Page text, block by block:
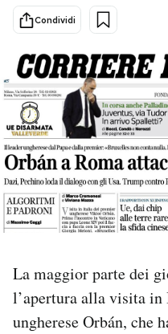
Tecnologia
Internet
Scienza
Cultura
Economia
Sport
PODCAST
I MIEI PREFERITI
Condividi
La maggior parte dei
l’apertura alla visita
ungherese Orbán, che